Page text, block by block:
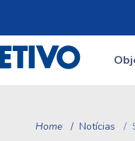
Home Notícias